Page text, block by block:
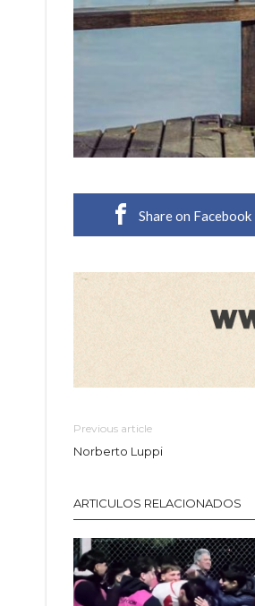
Share on Facebook
Previous article
Norberto Luppi
ARTICULOS RELACIONADOS